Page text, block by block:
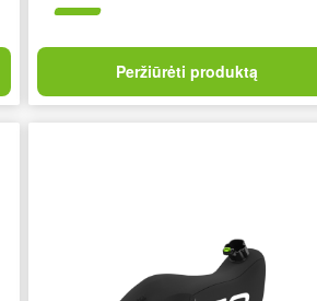
Peržiūrėti produktą